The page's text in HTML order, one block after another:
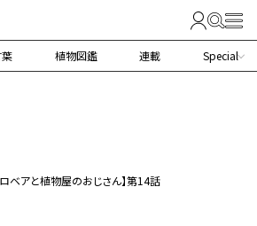
植物図鑑 連載 Special
ベアと植物屋のおじさん】第14話